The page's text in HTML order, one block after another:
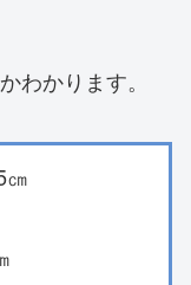
わかります。
㎝